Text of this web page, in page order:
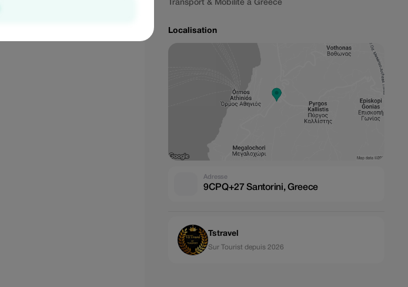
Transport & Mobilité à Greece
Localisation
Adresse
9CPQ+27 Santorini, Greece
Tstravel
Sur Tourist depuis 2026